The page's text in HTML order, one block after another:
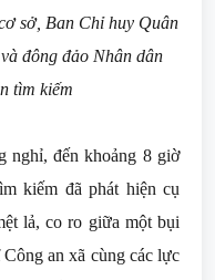
sở, Ban Chỉ huy Quân
đông đảo Nhân dân
tìm kiếm
nghỉ, đến khoảng 8 giờ
kiếm đã phát hiện cụ
lả, co ro giữa một bụi
an xã cùng các lực